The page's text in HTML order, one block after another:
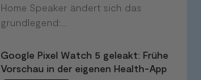
Home Speaker ändert sich das
grundlegend:...
Google Pixel Watch 5 geleakt: Frühe
Vorschau in der eigenen Health-App